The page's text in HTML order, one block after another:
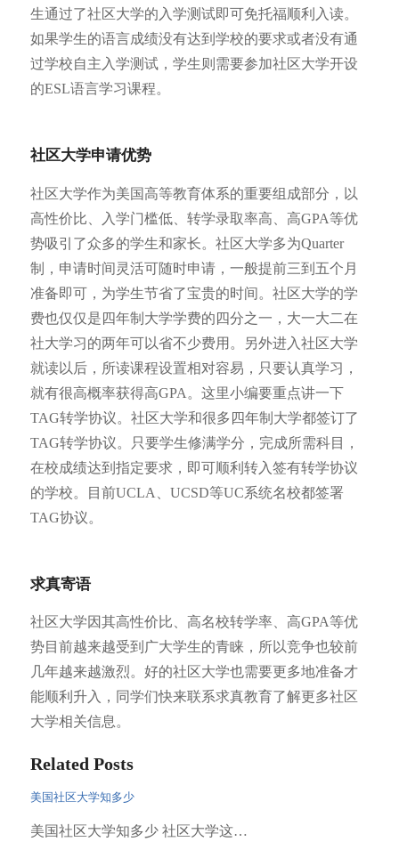
生通过了社区大学的入学测试即可免托福顺利入读。
如果学生的语言成绩没有达到学校的要求或者没有通
过学校自主入学测试，学生则需要参加社区大学开设
的ESL语言学习课程。
社区大学申请优势
社区大学作为美国高等教育体系的重要组成部分，以
高性价比、入学门槛低、转学录取率高、高GPA等优
势吸引了众多的学生和家长。社区大学多为Quarter
制，申请时间灵活可随时申请，一般提前三到五个月
准备即可，为学生节省了宝贵的时间。社区大学的学
费也仅仅是四年制大学学费的四分之一，大一大二在
社大学习的两年可以省不少费用。另外进入社区大学
就读以后，所读课程设置相对容易，只要认真学习，
就有很高概率获得高GPA。这里小编要重点讲一下
TAG转学协议。社区大学和很多四年制大学都签订了
TAG转学协议。只要学生修满学分，完成所需科目，
在校成绩达到指定要求，即可顺利转入签有转学协议
的学校。目前UCLA、UCSD等UC系统名校都签署
TAG协议。
求真寄语
社区大学因其高性价比、高名校转学率、高GPA等优
势目前越来越受到广大学生的青睐，所以竞争也较前
几年越来越激烈。好的社区大学也需要更多地准备才
能顺利升入，同学们快来联系求真教育了解更多社区
大学相关信息。
Related Posts
美国社区大学知多少
美国社区大学知多少 社区大学这…